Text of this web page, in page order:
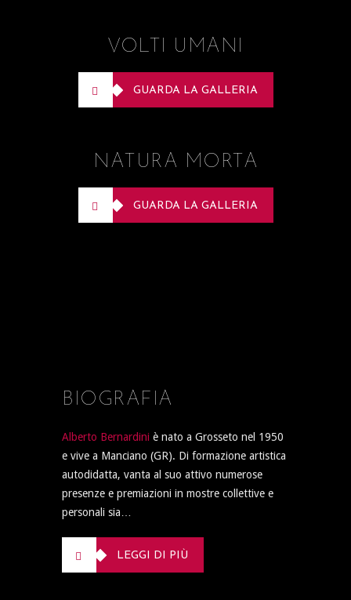
VOLTI UMANI
GUARDA LA GALLERIA
NATURA MORTA
GUARDA LA GALLERIA
BIOGRAFIA
Alberto Bernardini è nato a Grosseto nel 1950
e vive a Manciano (GR). Di formazione artistica
autodidatta, vanta al suo attivo numerose
presenze e premiazioni in mostre collettive e
personali sia…
LEGGI DI PIÙ